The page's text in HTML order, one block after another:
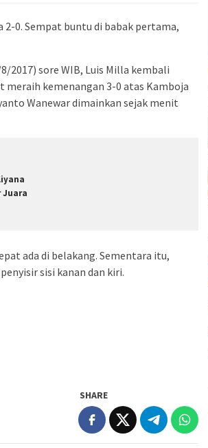
0. Sempat buntu di babak pertama,
2017) sore WIB, Luis Milla kembali
kemenangan 3-0 atas Kamboja
Wanewar dimainkan sejak menit
Juara
ada di belakang. Sementara itu,
sisi kanan dan kiri.
SHARE